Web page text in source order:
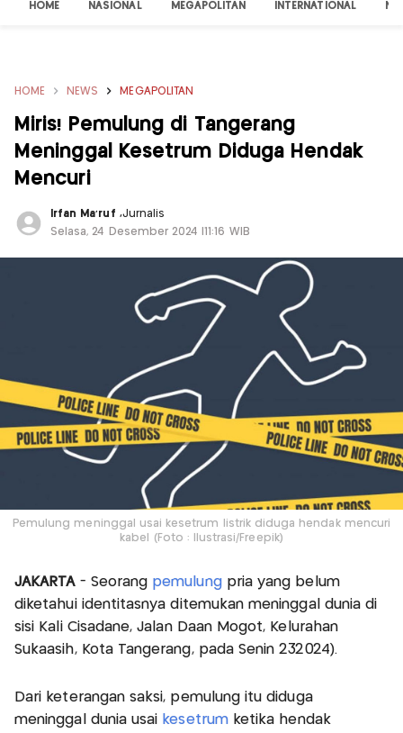
HOME NASIONAL MEGAPOLITAN INTERNATIONAL
HOME NEWS MEGAPOLITAN
Miris! Pemulung di Tangerang
Meninggal Kesetrum Diduga Hendak
Mencuri
Irfan Ma'ruf ,Jurnalis
Selasa, 24 Desember 2024 |11:16 WIB
Pemulung meninggal usai kesetrum listrik diduga hendak mencuri
kabel (Foto : Ilustrasi/Freepik)
JAKARTA - Seorang pemulung pria yang belum
diketahui identitasnya ditemukan meninggal dunia di
sisi Kali Cisadane, Jalan Daan Mogot, Kelurahan
Sukaasih, Kota Tangerang, pada Senin 232024).
Dari keterangan saksi, pemulung itu diduga
meninggal dunia usai kesetrumketika hendak